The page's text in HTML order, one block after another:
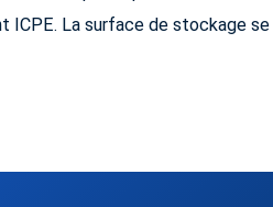
ICPE. La surface de stockage se